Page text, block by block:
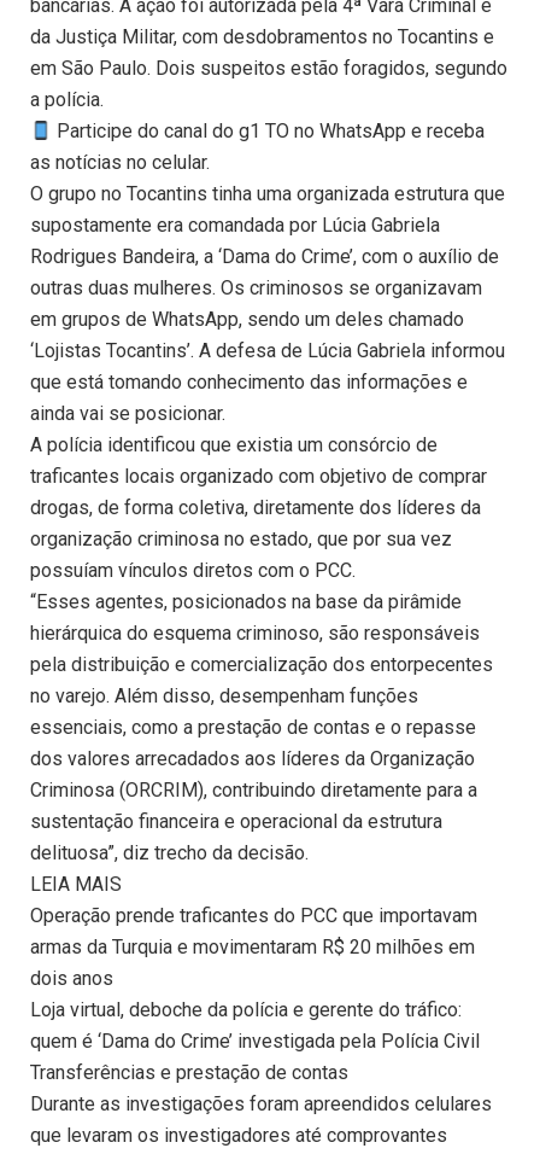
bancárias. A ação foi autorizada pela 4ª Vara Criminal e
da Justiça Militar, com desdobramentos no Tocantins e
em São Paulo. Dois suspeitos estão foragidos, segundo
a polícia.
Participe do canal do g1 TO no WhatsApp e receba
as notícias no celular.
O grupo no Tocantins tinha uma organizada estrutura que
supostamente era comandada por Lúcia Gabriela
Rodrigues Bandeira, a ‘Dama do Crime’, com o auxílio de
outras duas mulheres. Os criminosos se organizavam
em grupos de WhatsApp, sendo um deles chamado
‘Lojistas Tocantins’. A defesa de Lúcia Gabriela informou
que está tomando conhecimento das informações e
ainda vai se posicionar.
A polícia identificou que existia um consórcio de
traficantes locais organizado com objetivo de comprar
drogas, de forma coletiva, diretamente dos líderes da
organização criminosa no estado, que por sua vez
possuíam vínculos diretos com o PCC.
“Esses agentes, posicionados na base da pirâmide
hierárquica do esquema criminoso, são responsáveis
pela distribuição e comercialização dos entorpecentes
no varejo. Além disso, desempenham funções
essenciais, como a prestação de contas e o repasse
dos valores arrecadados aos líderes da Organização
Criminosa (ORCRIM), contribuindo diretamente para a
sustentação financeira e operacional da estrutura
delituosa”, diz trecho da decisão.
LEIA MAIS
Operação prende traficantes do PCC que importavam
armas da Turquia e movimentaram R$ 20 milhões em
dois anos
Loja virtual, deboche da polícia e gerente do tráfico:
quem é ‘Dama do Crime’ investigada pela Polícia Civil
Transferências e prestação de contas
Durante as investigações foram apreendidos celulares
que levaram os investigadores até comprovantes